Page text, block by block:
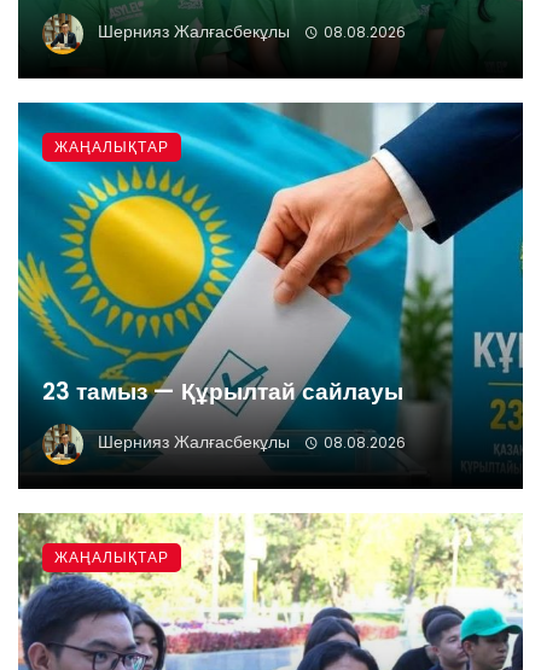
Шернияз Жалғасбекұлы 08.08.2026
23 тамыз — Құрылтай сайлауы
Шернияз Жалғасбекұлы 08.08.2026
ЖАҢАЛЫҚТАР
ЖАҢАЛЫҚТАР